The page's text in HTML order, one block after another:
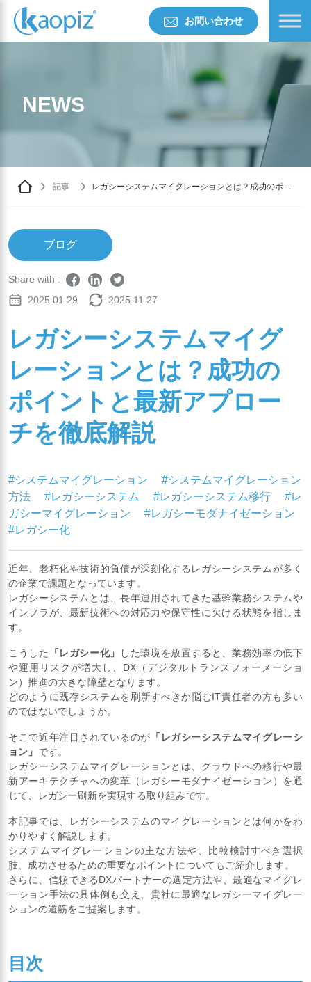
お問い合わせ
NEWS
記事
レガシーシステムマイグレーションとは？成功のポイ
ブログ
Share with :
2025.01.29
2025.11.27
レガシーシステムマイグ
レーションとは？成功の
ポイントと最新アプロー
チを徹底解説
#システムマイグレーション
#システムマイグレーション
方法
#レガシーシステム #レガシーシステム移行
#レ
ガシーマイグレーション
#レガシーモダナイゼーション
#レガシー化
近年、老朽化や技術的負債が深刻化するレガシーシステムが多く
の企業で課題となっています。
レガシーシステムとは、長年運用されてきた基幹業務システムや
インフラが、最新技術への対応力や保守性に欠ける状態を指しま
す。
こうした 「レガシー化」
した環境を放置すると、業務効率の低下
や運用リスクが増大し、DX（デジタルトランスフォーメーショ
ン）推進の大きな障壁となります。
どのように既存システムを刷新すべきか悩むIT責任者の方も多い
のではないでしょうか。
そこで近年注目されているのが 「レガシーシステムマイグレーシ
ョン」 です。
レガシーシステムマイグレーションとは、クラウドへの移行や最
新アーキテクチャへの変革（レガシーモダナイゼーション）を通
じて、レガシー刷新を実現する取り組みです。
本記事では、レガシーシステムのマイグレーションとは何かをわ
かりやすく解説します。
システムマイグレーションの主な方法や、比較検討すべき選択
肢、成功させるための重要なポイントについてもご紹介します。
さらに、信頼できるDXパートナーの選定方法や、最適なマイグレ
ーション手法の具体例も交え、貴社に最適なレガシーマイグレー
ションの道筋をご提案します。
目次